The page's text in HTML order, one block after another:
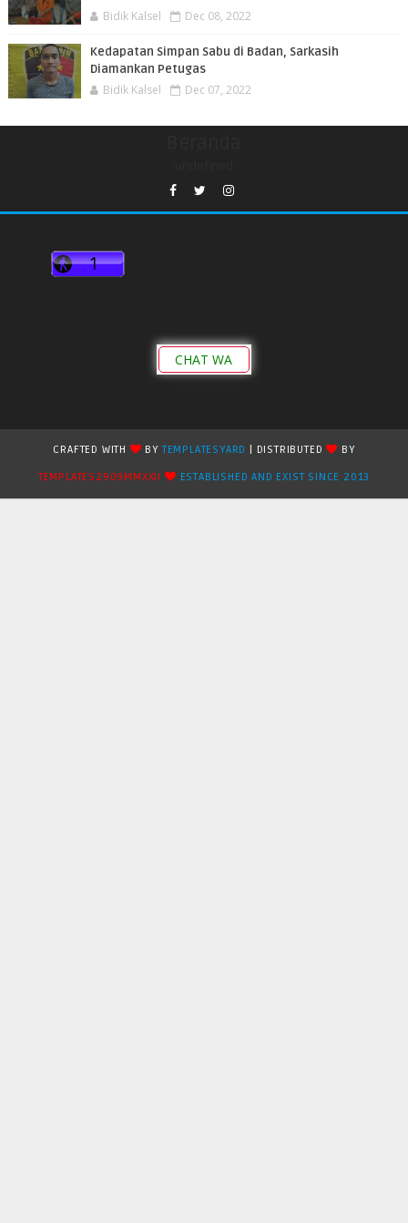
Bidik Kalsel Dec 08, 2022
Kedapatan Simpan Sabu di Badan, Sarkasih
Diamankan Petugas
Bidik Kalsel Dec 07, 2022
CHAT WA
CRAFTED WITH BYTEMPLATESYARD | DISTRIBUTED
BY
TEMPLATES2909MMXXII
ESTABLISHED AND EXIST SINCE 2013